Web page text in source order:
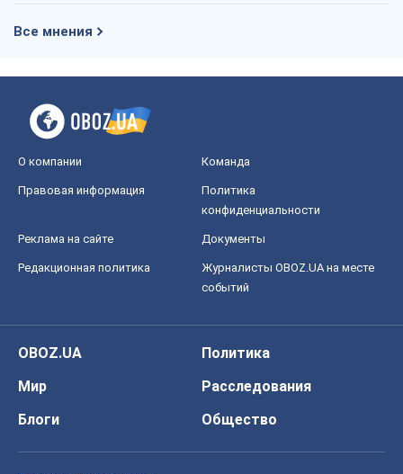
Все мнения
О компании Команда
Правовая информация
Политика
конфиденциальности
Реклама на сайте Документы
Редакционная политика
Журналисты OBOZ.UA на месте
событий
OBOZ.UA
Политика
Мир
Расследования
Блоги
Общество